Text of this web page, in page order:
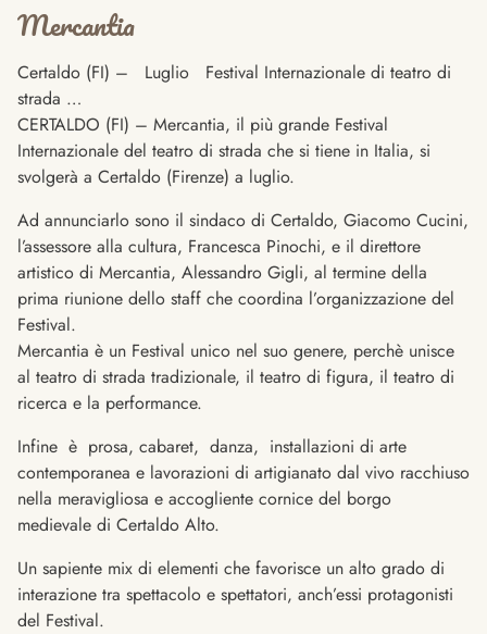
Mercantia
Certaldo (FI) – Luglio Festival Internazionale di teatro di
strada …
CERTALDO (FI) – Mercantia, il più grande Festival
Internazionale del teatro di strada che si tiene in Italia, si
svolgerà a Certaldo (Firenze) a luglio.
Ad annunciarlo sono il sindaco di Certaldo, Giacomo Cucini,
l’assessore alla cultura, Francesca Pinochi, e il direttore
artistico di Mercantia, Alessandro Gigli, al termine della
prima riunione dello staff che coordina l’organizzazione del
Festival.
Mercantia è un Festival unico nel suo genere, perchè unisce
al teatro di strada tradizionale, il teatro di figura, il teatro di
ricerca e la performance.
Infine è prosa, cabaret, danza, installazioni di arte
contemporanea e lavorazioni di artigianato dal vivo racchiuso
nella meravigliosa e accogliente cornice del borgo
medievale di Certaldo Alto.
Un sapiente mix di elementi che favorisce un alto grado di
interazione tra spettacolo e spettatori, anch’essi protagonisti
del Festival.